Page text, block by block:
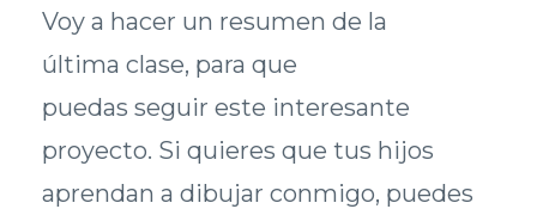
Voy a hacer un resumen de la
última clase, para que
puedas seguir este interesante
proyecto. Si quieres que tus hijos
aprendan a dibujar conmigo, puedes